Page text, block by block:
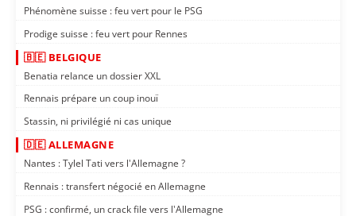
Phénomène suisse : feu vert pour le PSG
Prodige suisse : feu vert pour Rennes
🇧🇪 BELGIQUE
Benatia relance un dossier XXL
Rennais prépare un coup inouï
Stassin, ni privilégié ni cas unique
🇩🇪 ALLEMAGNE
Nantes : Tylel Tati vers l'Allemagne ?
Rennais : transfert négocié en Allemagne
PSG : confirmé, un crack file vers l'Allemagne